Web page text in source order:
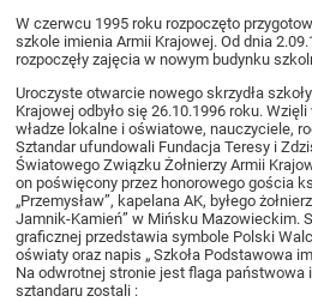
W czerwcu 1995 roku rozpoczęto
szkole imienia Armii Krajowej. Od dnia
rozpoczęły zajęcia w nowym budynku
Uroczyste otwarcie nowego skrzydła
Krajowej odbyło się 26.10.1996 roku. Wzięli
władze lokalne i oświatowe, nauczyciele,
Sztandar ufundowali Fundacja Teresy i
Światowego Związku Żołnierzy Armii
on poświęcony przez honorowego gościa
„Przemysław”, kapelana AK, byłego
Jamnik-Kamień” w Mińsku Mazowieckim.
graficznej przedstawia symbole Polski
oświaty oraz napis „ Szkoła Podstawowa
Na odwrotnej stronie jest flaga państwowa
sztandaru zostali :